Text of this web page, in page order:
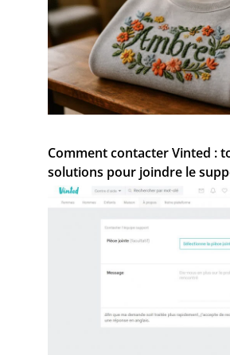
Comment contacter Vinted :
solutions pour joindre le